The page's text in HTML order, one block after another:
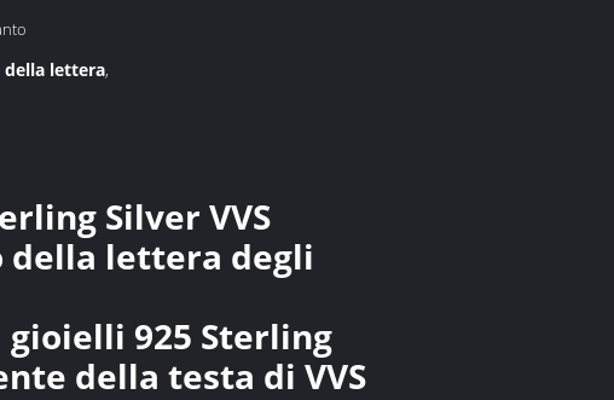
lettera,
Silver VVS
della lettera degli
925 Sterling
della testa di VVS